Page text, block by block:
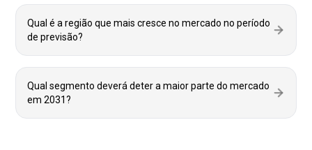
Qual é a região que mais cresce no mercado no período
de previsão?
Qual segmento deverá deter a maior parte do mercado
em 2031?